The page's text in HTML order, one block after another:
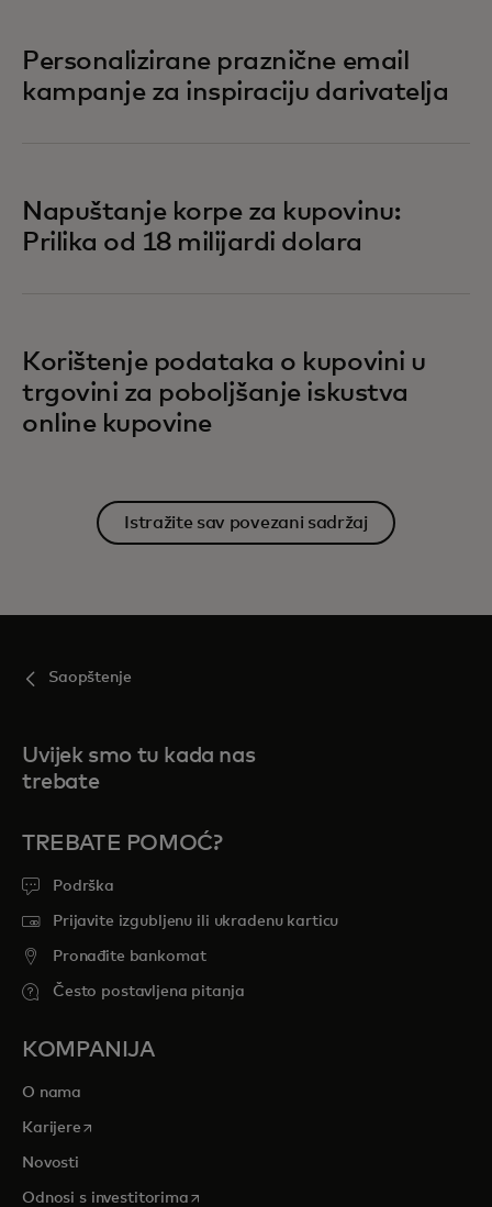
Personalizirane praznične email
kampanje za inspiraciju darivatelja
Napuštanje korpe za kupovinu:
Prilika od 18 milijardi dolara
Korištenje podataka o kupovini u
trgovini za poboljšanje iskustva
online kupovine
Istražite sav povezani sadržaj
Saopštenje
Uvijek smo tu kada nas
trebate
TREBATE POMOĆ?
Podrška
Prijavite izgubljenu ili ukradenu karticu
Pronađite bankomat
Često postavljena pitanja
KOMPANIJA
O nama
Karijereopens in a new tab
Novosti
Odnosi s investitorimaopens in a new tab